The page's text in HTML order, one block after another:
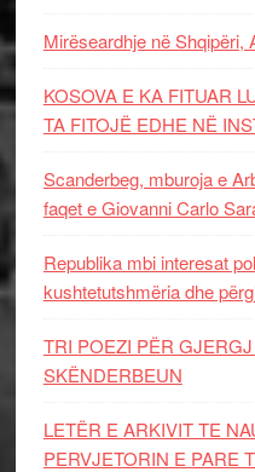
Mirëseardhje në Shqipëri,
KOSOVA E KA FITUAR
TA FITOJË EDHE NË
Scanderbeg, mburoja e
faqet e Giovanni Carlo
Republika mbi interesat
kushtetutshmëria dhe
TRI POEZI PËR
SKËNDERBEUN
LETËR E ARKIVIT TE
PERVJETORIN E PARE